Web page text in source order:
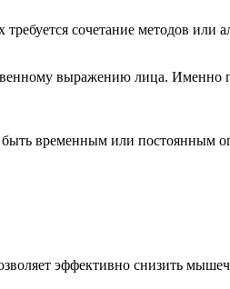
сочетание методов или
выражению лица. Именно
быть временным или постоянным
эффективно снизить